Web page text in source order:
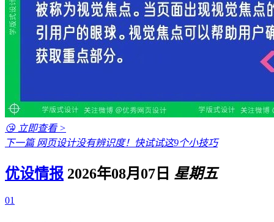
😘 立即查看 >
下一篇网页设计没有辨识度！快试试这9个小技巧
优设情报 2026年08月07日 星期五
01